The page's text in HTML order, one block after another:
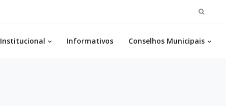
Institucional Informativos Conselhos Municipais